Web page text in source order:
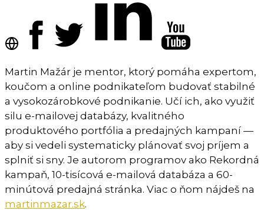
Martin Mažár je mentor, ktorý pomáha expertom,
koučom a online podnikateľom budovať stabilné
a vysokozárobkové podnikanie. Učí ich, ako využiť
silu e-mailovej databázy, kvalitného
produktového portfólia a predajných kampaní —
aby si vedeli systematicky plánovať svoj príjem a
splniť si sny. Je autorom programov ako Rekordná
kampaň, 10-tisícová e-mailová databáza a 60-
minútová predajná stránka. Viac o ňom nájdeš na
martinmazar.sk.